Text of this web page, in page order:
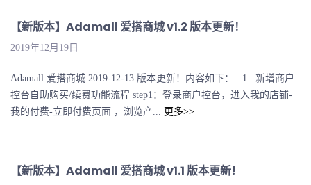
【新版本】Adamall 爱搭商城 v1.2 版本更新！
2019年12月19日
Adamall 爱搭商城 2019-12-13 版本更新！内容如下： 1. 新增商户
控台自助购买/续费功能流程 step1：登录商户控台，进入我的店铺-
我的付费-立即付费页面 ，浏览产... 更多>>
【新版本】Adamall 爱搭商城 v1.1 版本更新!